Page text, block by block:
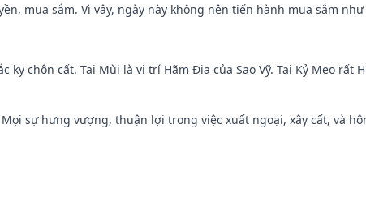
mua sắm. Vì vậy, ngày này không nên tiến hành mua sắm như
kỵ chôn cất. Tại Mùi là vị trí Hãm Địa của Sao Vỹ. Tại Kỷ Mẹo rất
Mọi sự hưng vượng, thuận lợi trong việc xuất ngoại, xây cất, và